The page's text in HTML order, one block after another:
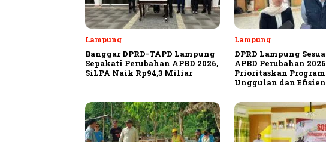
Lampung
Banggar DPRD-TAPD Lampung
Sepakati Perubahan APBD 2026,
SiLPA Naik Rp94,3 Miliar
Lampung
DPRD Lampung
APBD Perubahan
Prioritaskan Program
Unggulan dan